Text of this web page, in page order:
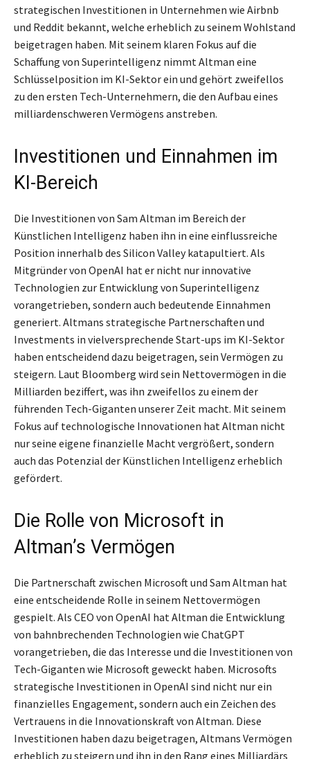
strategischen Investitionen in Unternehmen wie Airbnb
und Reddit bekannt, welche erheblich zu seinem Wohlstand
beigetragen haben. Mit seinem klaren Fokus auf die
Schaffung von Superintelligenz nimmt Altman eine
Schlüsselposition im KI-Sektor ein und gehört zweifellos
zu den ersten Tech-Unternehmern, die den Aufbau eines
milliardenschweren Vermögens anstreben.
Investitionen und Einnahmen im
KI-Bereich
Die Investitionen von Sam Altman im Bereich der
Künstlichen Intelligenz haben ihn in eine einflussreiche
Position innerhalb des Silicon Valley katapultiert. Als
Mitgründer von OpenAI hat er nicht nur innovative
Technologien zur Entwicklung von Superintelligenz
vorangetrieben, sondern auch bedeutende Einnahmen
generiert. Altmans strategische Partnerschaften und
Investments in vielversprechende Start-ups im KI-Sektor
haben entscheidend dazu beigetragen, sein Vermögen zu
steigern. Laut Bloomberg wird sein Nettovermögen in die
Milliarden beziffert, was ihn zweifellos zu einem der
führenden Tech-Giganten unserer Zeit macht. Mit seinem
Fokus auf technologische Innovationen hat Altman nicht
nur seine eigene finanzielle Macht vergrößert, sondern
auch das Potenzial der Künstlichen Intelligenz erheblich
gefördert.
Die Rolle von Microsoft in
Altman’s Vermögen
Die Partnerschaft zwischen Microsoft und Sam Altman hat
eine entscheidende Rolle in seinem Nettovermögen
gespielt. Als CEO von OpenAI hat Altman die Entwicklung
von bahnbrechenden Technologien wie ChatGPT
vorangetrieben, die das Interesse und die Investitionen von
Tech-Giganten wie Microsoft geweckt haben. Microsofts
strategische Investitionen in OpenAI sind nicht nur ein
finanzielles Engagement, sondern auch ein Zeichen des
Vertrauens in die Innovationskraft von Altman. Diese
Investitionen haben dazu beigetragen, Altmans Vermögen
erheblich zu steigern und ihn in den Rang eines Milliardärs